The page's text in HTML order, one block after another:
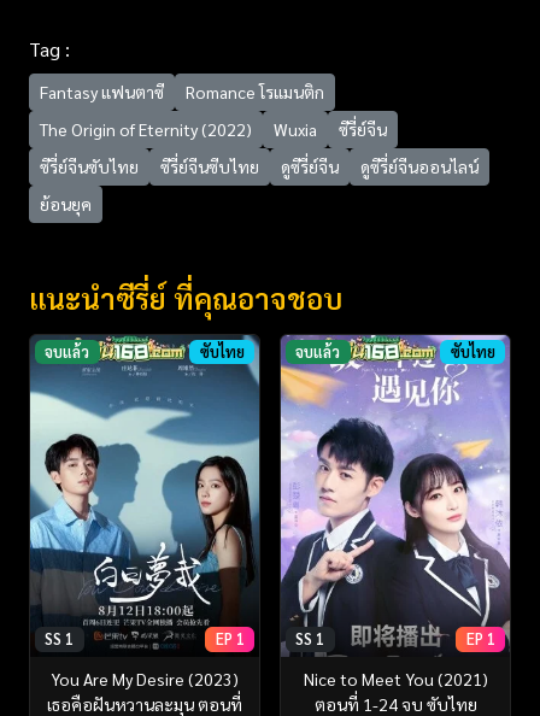
Tag :
Fantasy แฟนตาซี
Romance โรแมนติก
The Origin of Eternity (2022)
Wuxia
ซีรี่ย์จีน
ซีรี่ย์จีนซับไทย
ซีรี่ย์จีนซีบไทย ดูซีรี่ย์จีน
ดูซีรี่ย์จีนออนไลน์
ย้อนยุค
แนะนำซีรี่ย์ ที่คุณอาจชอบ
จบแล้ว ซับไทย
SS 1 EP 1
You Are My Desire (2023)
เธอคือฝันหวานละมุน ตอนที่
จบแล้ว ซับไทย
SS 1 EP 1
Nice to Meet You (2021)
ตอนที่ 1-24 จบ ซับไทย